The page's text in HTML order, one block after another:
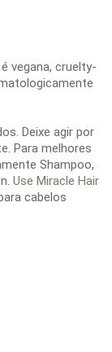
vegana, cruelty-
Deixe agir por
Para melhores
Shampoo,
Use Miracle Hair
cabelos